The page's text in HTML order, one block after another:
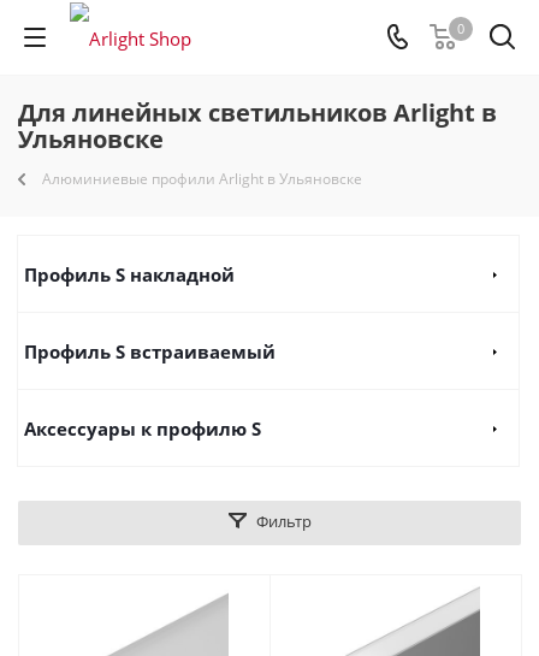
0
Для линейных светильников Arlight в
Ульяновске
Алюминиевые профили Arlight в Ульяновске
Профиль S накладной
Профиль S встраиваемый
Аксессуары к профилю S
Фильтр